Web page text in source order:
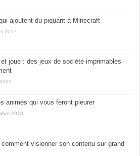
ajoutent du piquant à Minecraft
2017
et joue : des jeux de société imprimables
animes qui vous feront pleurer
2018
visionner son contenu sur grand